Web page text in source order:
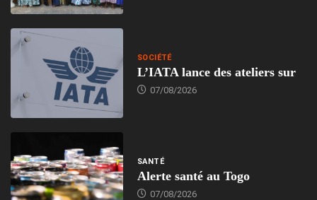
SOCIÉTÉ
L’IATA lance des ateliers sur
07/08/2026
SANTÉ
Alerte santé au Togo
07/08/2026